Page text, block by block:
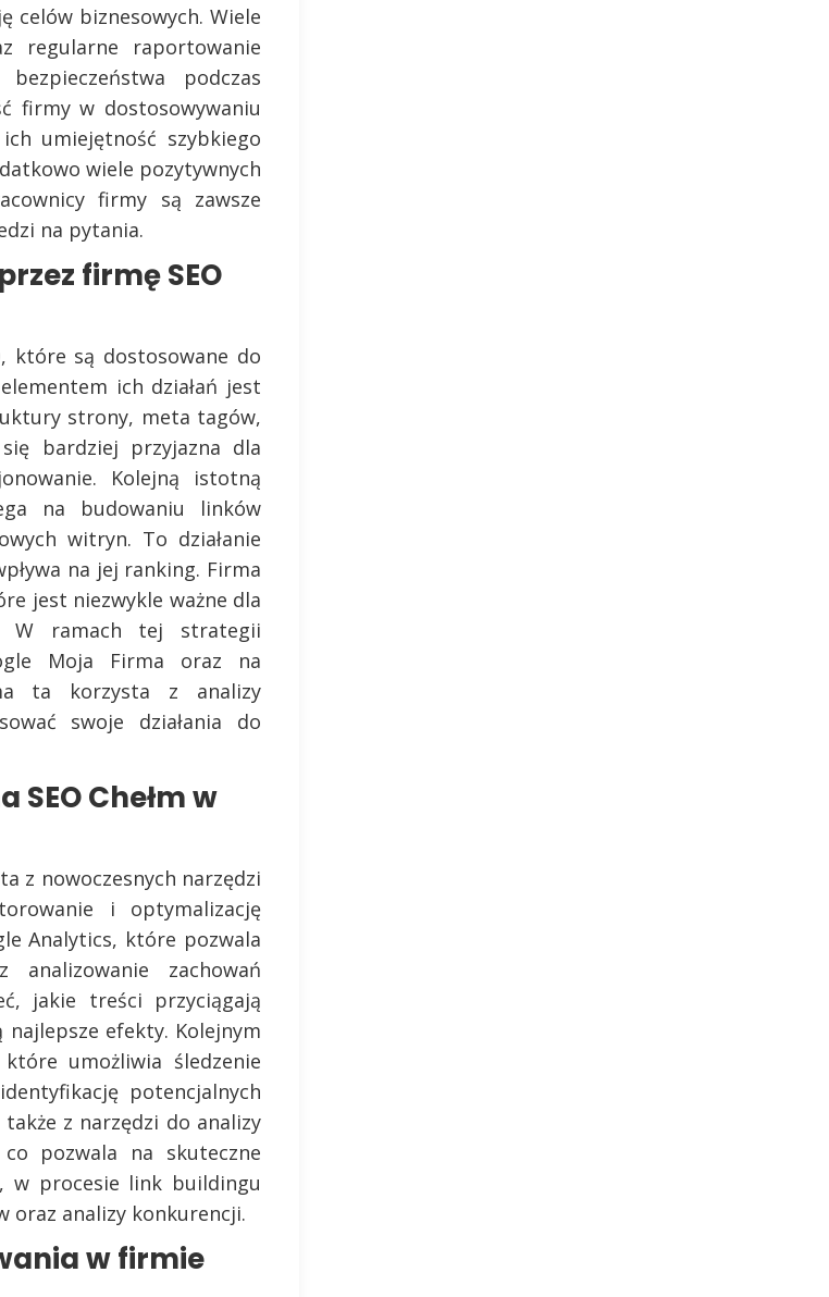
celów biznesowych. Wiele
regularne raportowanie
podczas
firmy w dostosowywaniu
umiejętność szybkiego
wiele pozytywnych
firmy są zawsze
na pytania.
firmę SEO
które są dostosowane do
ich działań jest
strony, meta tagów,
bardziej przyjazna dla
Kolejną istotną
na budowaniu linków
witryn. To działanie
na jej ranking. Firma
jest niezwykle ważne dla
W ramach tej strategii
Moja Firma oraz na
ta korzysta z analizy
swoje działania do
Chełm w
z nowoczesnych narzędzi
i optymalizację
Analytics, które pozwala
zachowań
jakie treści przyciągają
najlepsze efekty. Kolejnym
umożliwia śledzenie
potencjalnych
z narzędzi do analizy
pozwala na skuteczne
w procesie link buildingu
oraz analizy konkurencji.
w firmie